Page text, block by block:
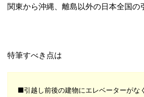
関東から沖縄、離島以外の日本全国の
特筆すべき点は
■引越し前後の建物にエレベーターがな